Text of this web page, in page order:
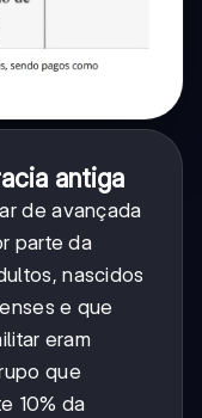
antiga
de avançada
parte da
nascidos
e que
eram
que
10% da